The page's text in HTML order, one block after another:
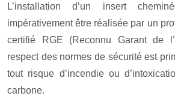
L’installation d’un insert
impérativement être réalisée par un
certifié RGE (Reconnu Garant de
respect des normes de sécurité est
tout risque d’incendie ou
carbone.